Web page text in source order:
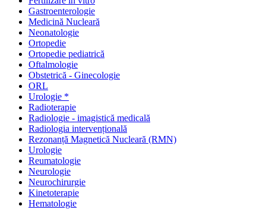
Gastroenterologie
Medicină Nucleară
Neonatologie
Ortopedie
Ortopedie pediatrică
Oftalmologie
Obstetrică - Ginecologie
ORL
Urologie *
Radioterapie
Radiologie - imagistică medicală
Radiologia intervențională
Rezonanță Magnetică Nucleară (RMN)
Urologie
Reumatologie
Neurologie
Neurochirurgie
Kinetoterapie
Hematologie